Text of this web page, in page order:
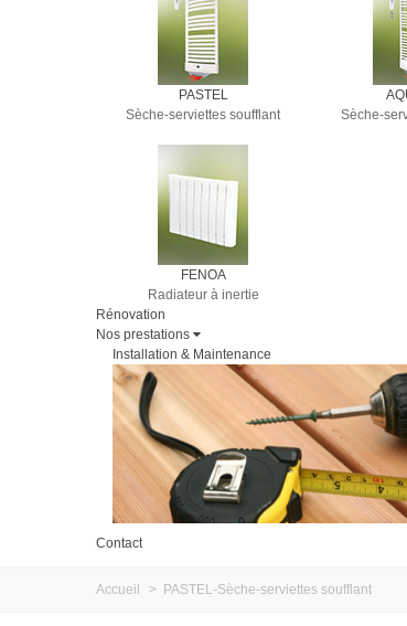
PASTEL
Sèche-serviettes soufflant
Sèche-
FENOA
Radiateur à inertie
Rénovation
Nos prestations
Installation & Maintenance
Contact
Accueil > PASTEL-Sèche-serviettes soufflant